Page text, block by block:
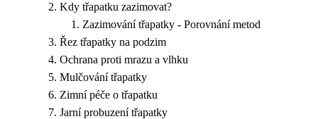
Kdy třapatku zazimovat?
Zazimování třapatky - Porovnání metod
Řez třapatky na podzim
Ochrana proti mrazu a vlhku
Mulčování třapatky
Zimní péče o třapatku
Jarní probuzení třapatky